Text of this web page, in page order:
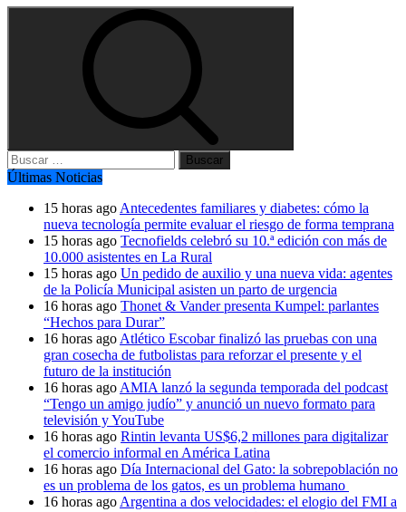
Buscar:
Últimas Noticias
15 horas ago Antecedentes familiares y diabetes: cómo la
nueva tecnología permite evaluar el riesgo de forma temprana
15 horas ago Tecnofields celebró su 10.ª edición con más de
10.000 asistentes en La Rural
15 horas ago Un pedido de auxilio y una nueva vida: agentes
de la Policía Municipal asisten un parto de urgencia
16 horas ago Thonet & Vander presenta Kumpel: parlantes
“Hechos para Durar”
16 horas ago Atlético Escobar finalizó las pruebas con una
gran cosecha de futbolistas para reforzar el presente y el
futuro de la institución
16 horas ago AMIA lanzó la segunda temporada del podcast
“Tengo un amigo judío” y anunció un nuevo formato para
televisión y YouTube
16 horas ago Rintin levanta US$6,2 millones para digitalizar
el comercio informal en América Latina
16 horas ago Día Internacional del Gato: la sobrepoblación no
es un problema de los gatos, es un problema humano
16 horas ago Argentina a dos velocidades: el elogio del FMI a